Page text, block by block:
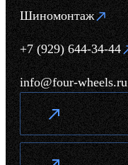
Шиномонтаж
+7 (929) 644-34-44
info@four-wheels.ru